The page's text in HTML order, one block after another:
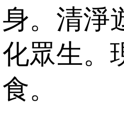
身。清淨
化眾生。
食。